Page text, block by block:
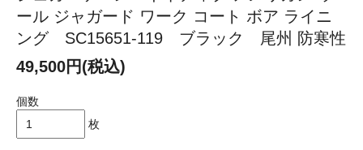
ール ジャガード ワーク コート ボア ライニ
ング SC15651-119 ブラック 尾州 防寒性
49,500円(税込)
個数
枚